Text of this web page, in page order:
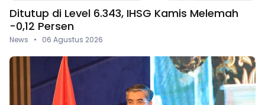
Ditutup di Level 6.343, IHSG Kamis Melemah
-0,12 Persen
News • 06 Agustus 2026